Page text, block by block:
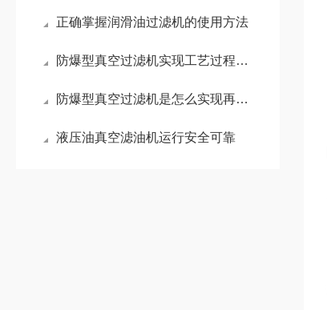
正确掌握润滑油过滤机的使用方法
防爆型真空过滤机实现工艺过程的自动控制
防爆型真空过滤机是怎么实现再生净化的
液压油真空滤油机运行安全可靠